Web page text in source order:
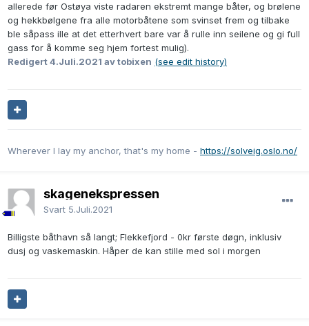
allerede før Ostøya viste radaren ekstremt mange båter, og brølene
og hekkbølgene fra alle motorbåtene som svinset frem og tilbake
ble såpass ille at det etterhvert bare var å rulle inn seilene og gi full
gass for å komme seg hjem fortest mulig).
Redigert4.Juli.2021 av tobixen (see edit history)
Wherever I lay my anchor, that's my home - https://solveig.oslo.no/
skagenekspressen
Svart 5.Juli.2021
Billigste båthavn så langt; Flekkefjord - 0kr første døgn, inklusiv
dusj og vaskemaskin. Håper de kan stille med sol i morgen